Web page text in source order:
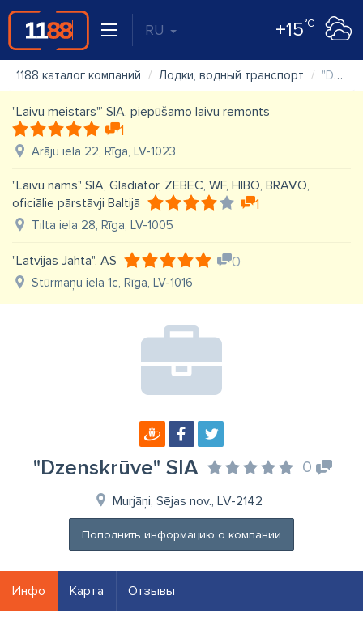
RU +15°C
1188 каталог компаний Лодки, водный транспорт "Dzenskrūve" SIA
"Laivu meistars"’ SIA, piepūšamo laivu remonts
1
Arāju iela 22, Rīga, LV-1023
"Laivu nams" SIA, Gladiator, ZEBEC, WF, HIBO, BRAVO,
oficiālie pārstāvji Baltijā
1
Tilta iela 28, Rīga, LV-1005
"Latvijas Jahta", AS 0
Stūrmaņu iela 1c, Rīga, LV-1016
"Dzenskrūve" SIA 0
Murjāņi, Sējas nov., LV-2142
Пополнить информацию о компании
Инфо Карта Отзывы